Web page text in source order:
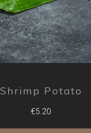
Shrimp Potato
€5.20